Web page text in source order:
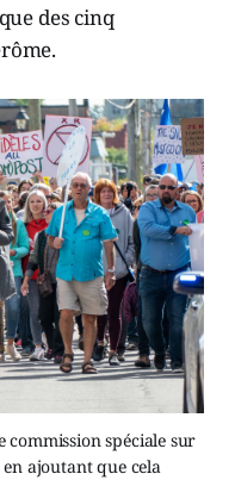
des cinq
spéciale sur
ajoutant que cela